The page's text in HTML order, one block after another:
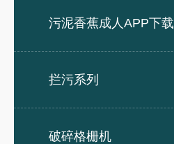
污泥香蕉成人APP下载
拦污系列
破碎格栅机